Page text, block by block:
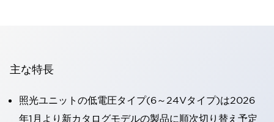
主な特長
照光ユニットの低電圧タイプ(6～24Vタイプ)は2026
年1月より新カタログモデルの製品に順次切り替え予定